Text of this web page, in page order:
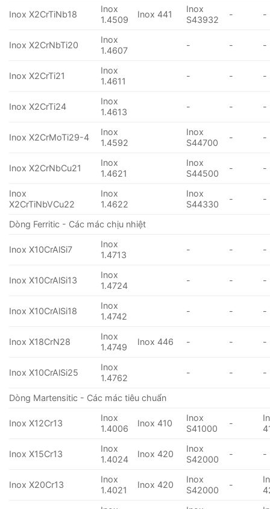
Inox X2CrTiNb18
Inox
1.4509
Inox 441
Inox
S43932
- -
Inox X2CrNbTi20
Inox
1.4607
- - -
Inox X2CrTi21
Inox
1.4611
- - -
Inox X2CrTi24
Inox
1.4613
- - -
Inox X2CrMoTi29-4
Inox
1.4592
Inox
S44700
- -
Inox X2CrNbCu21
Inox
1.4621
Inox
S44500
- -
Inox
X2CrTiNbVCu22
Inox
1.4622
Inox
S44330
- -
Dòng Ferritic - Các mác chịu nhiệt
Inox X10CrAlSi7
Inox
1.4713
- - -
Inox X10CrAlSi13
Inox
1.4724
- - -
Inox X10CrAlSi18
Inox
1.4742
- - -
Inox X18CrN28
Inox
1.4749
Inox 446 - - -
Inox X10CrAlSi25
Inox
1.4762
- - -
Dòng Martensitic - Các mác tiêu chuẩn
Inox X12Cr13
Inox
1.4006
Inox 410
Inox
S41000
-
Inox X15Cr13
Inox
1.4024
Inox 420
Inox
S42000
- -
Inox X20Cr13
Inox
1.4021
Inox 420
Inox
S42000
-